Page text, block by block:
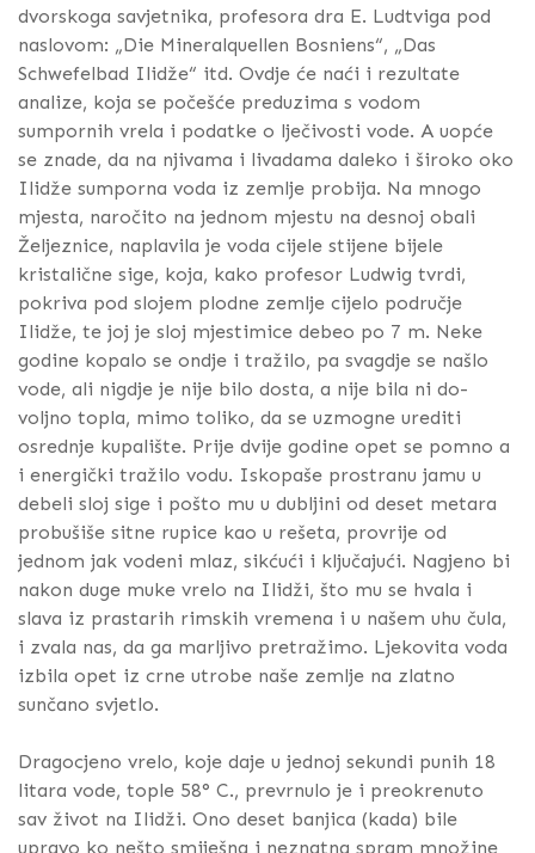
dvorskoga savjetnika, profesora dra E. Ludtviga pod
naslovom: „Die Mineralquellen Bosniens“, „Das
Schwefelbad Ilidže“ itd. Ovdje će naći i rezultate
analize, koja se počešće preduzima s vodom
sumpornih vrela i podatke o lječivosti vode. A uopće
se znade, da na njivama i livadama daleko i široko oko
Ilidže sumporna voda iz zemlje probija. Na mnogo
mjesta, naročito na jednom mjestu na desnoj obali
Željeznice, naplavila je voda cijele stijene bijele
kristalične sige, koja, kako profesor Ludwig tvrdi,
pokriva pod slojem plodne zemlje cijelo područje
Ilidže, te joj je sloj mjestimice debeo po 7 m. Neke
godine kopalo se ondje i tražilo, pa svagdje se našlo
vode, ali nigdje je nije bilo dosta, a nije bila ni do-
voljno topla, mimo toliko, da se uzmogne urediti
osrednje kupalište. Prije dvije godine opet se pomno a
i energički tražilo vodu. Iskopaše prostranu jamu u
debeli sloj sige i pošto mu u dubljini od deset metara
probušiše sitne rupice kao u rešeta, provrije od
jednom jak vodeni mlaz, sikćući i ključajući. Nagjeno bi
nakon duge muke vrelo na Ilidži, što mu se hvala i
slava iz prastarih rimskih vremena i u našem uhu čula,
i zvala nas, da ga marljivo pretražimo. Ljekovita voda
izbila opet iz crne utrobe naše zemlje na zlatno
sunčano svjetlo.
Dragocjeno vrelo, koje daje u jednoj sekundi punih 18
litara vode, tople 58° C., prevrnulo je i preokrenuto
sav život na Ilidži. Ono deset banjica (kada) bile
upravo ko nešto smiješna i neznatna spram množine